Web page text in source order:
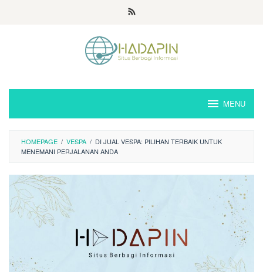
MENU
HOMEPAGE / VESPA / DI JUAL VESPA: PILIHAN TERBAIK UNTUK
MENEMANI PERJALANAN ANDA